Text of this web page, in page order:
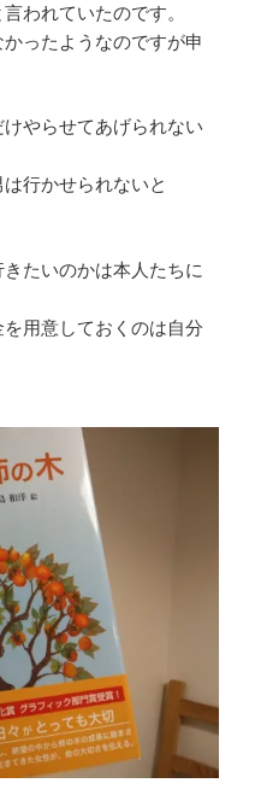
われていたのです。
ったようなのですが申
やらせてあげられない
行かせられないと
たいのかは本人たちに
用意しておくのは自分